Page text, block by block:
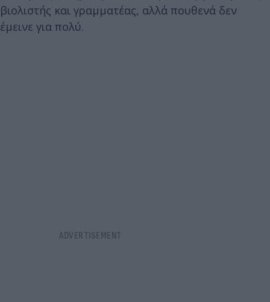
βιολιστής και γραμματέας, αλλά πουθενά δεν
έμεινε για πολύ.